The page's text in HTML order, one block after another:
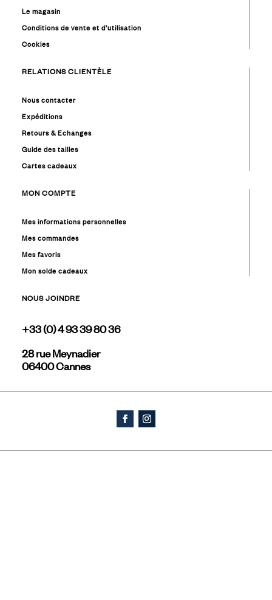
Le magasin
Conditions de vente et d’utilisation
Cookies
RELATIONS CLIENTÈLE
Nous contacter
Expéditions
Retours & Echanges
Guide des tailles
Cartes cadeaux
MON COMPTE
Mes informations personnelles
Mes commandes
Mes favoris
Mon solde cadeaux
NOUS JOINDRE
+33 (0) 4 93 39 80 36
28 rue Meynadier
06400 Cannes